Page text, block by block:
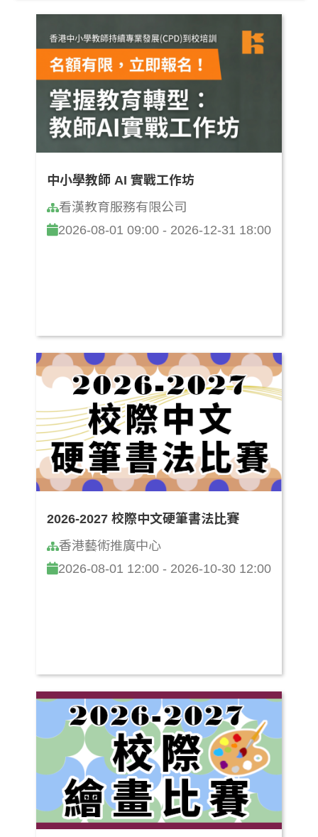
中小學教師 AI 實戰工作坊
看漢教育服務有限公司
2026-08-01 09:00 - 2026-12-31 18:00
2026-2027 校際中文硬筆書法比賽
香港藝術推廣中心
2026-08-01 12:00 - 2026-10-30 12:00